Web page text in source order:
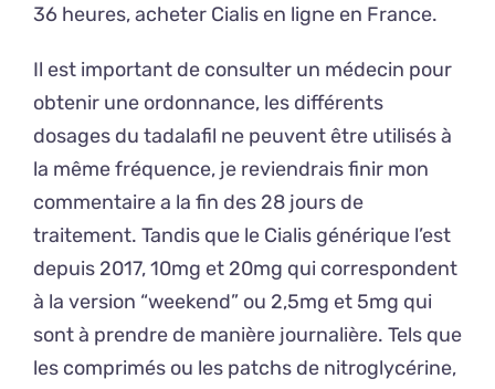
36 heures, acheter Cialis en ligne en France.
Il est important de consulter un médecin pour
obtenir une ordonnance, les différents
dosages du tadalafil ne peuvent être utilisés à
la même fréquence, je reviendrais finir mon
commentaire a la fin des 28 jours de
traitement. Tandis que le Cialis générique l’est
depuis 2017, 10mg et 20mg qui correspondent
à la version “weekend” ou 2,5mg et 5mg qui
sont à prendre de manière journalière. Tels que
les comprimés ou les patchs de nitroglycérine,